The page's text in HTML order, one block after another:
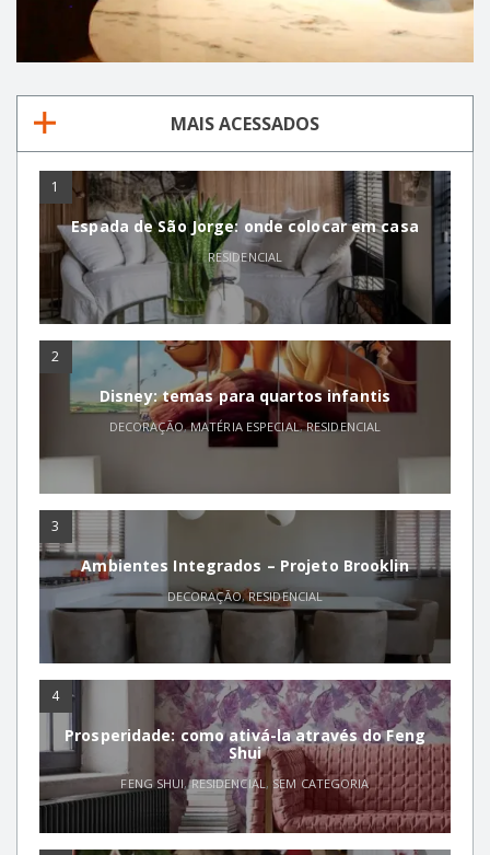
MAIS ACESSADOS
1
Espada de São Jorge: onde colocar em casa
RESIDENCIAL
2
Disney: temas para quartos infantis
DECORAÇÃO,MATÉRIA ESPECIAL,RESIDENCIAL
3
Ambientes Integrados – Projeto Brooklin
DECORAÇÃO,RESIDENCIAL
4
Prosperidade: como ativá-la através do Feng
Shui
FENG SHUI,RESIDENCIAL ,SEM CATEGORIA